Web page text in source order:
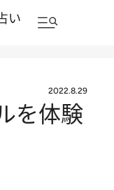
い
2022.8.29
を体験